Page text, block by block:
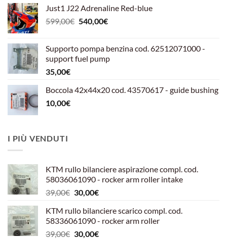
Just1 J22 Adrenaline Red-blue
599,00€ Il
era:
599,00€.
540,00€Il
è:
540,00€.
Supporto pompa benzina cod. 62512071000 -
support fuel pump
35,00€
Boccola 42x44x20 cod. 43570617 - guide bushing
10,00€
I PIÙ VENDUTI
KTM rullo bilanciere aspirazione compl. cod.
58036061090 - rocker arm roller intake
39,00€ Il
originale
era:
39,00€.
30,00€Il
attuale
è:
30,00€.
KTM rullo bilanciere scarico compl. cod.
58336061090 - rocker arm roller
39,00€ Il
30,00€Il